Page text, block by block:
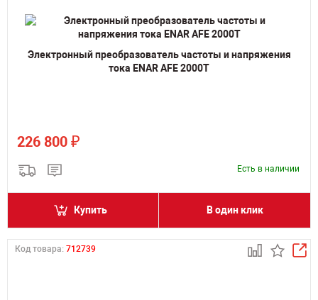
Электронный преобразователь частоты и напряжения
тока ENAR AFE 2000T
226 800 ₽
Есть в наличии
Купить В один клик
Код товара: 712739